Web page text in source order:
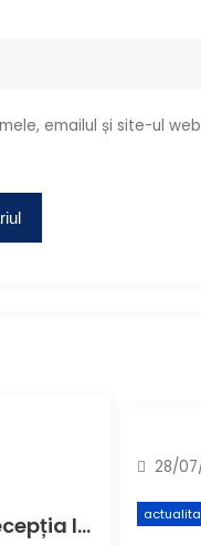
emailul și site-ul
S-a făcut recepția la,,Centrul de colectare cu aport voluntar” (CAV), unde buzoienii pot aduce deșeuri care nu încap în pubela de acasă
28/